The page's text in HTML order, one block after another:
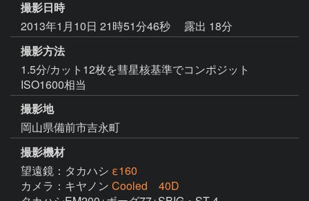
撮影日時
2013年1月10日 21時51分46秒
露出 18分
撮影方法
1.5分/カット12枚を彗星核基準でコンポジット
ISO1600相当
撮影地
岡山県備前市吉永町
撮影機材
望遠鏡：タカハシ ε160
カメラ：キヤノン Cooled 40D